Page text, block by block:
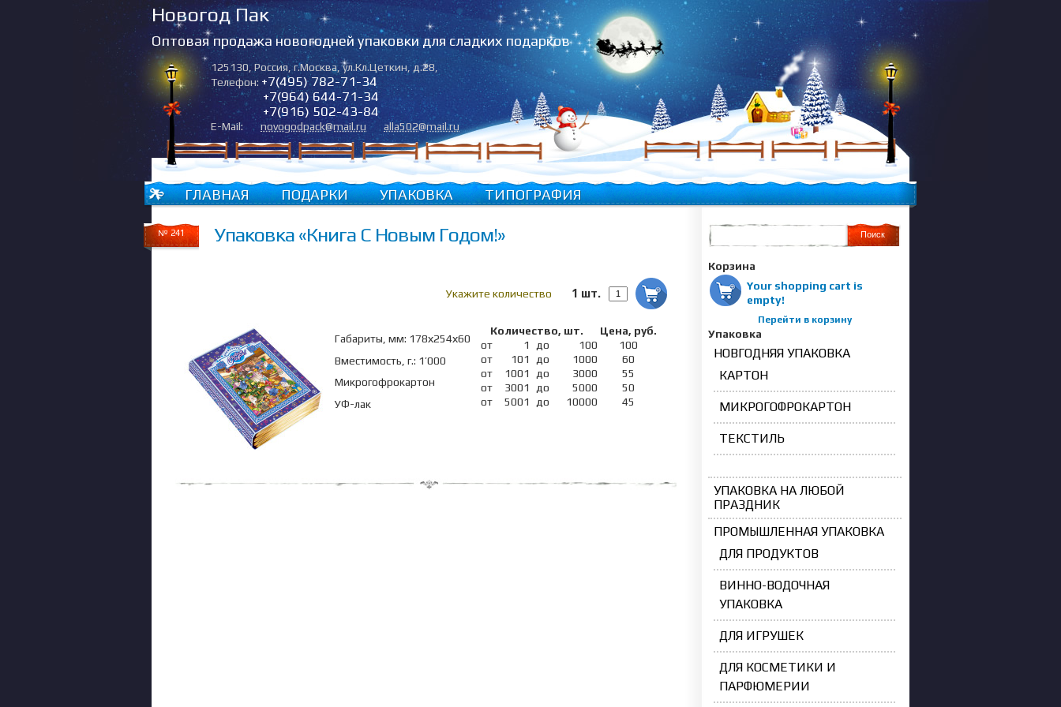
Новогод Пак
Оптовая продажа новогодней упаковки для сладких подарков
125130,Россия,г.Москва,ул.Кл.Цеткин, д.28
Телефон: +7(495) 782-71-34
+7(964) 644-71-34
+7(916) 502-43-84
E-Mail: novogodpack@mail.ru alla502@mail.ru
ГЛАВНАЯ ПОДАРКИ УПАКОВКА ТИПОГРАФИЯ
№ 241 Упаковка «Книга С Новым Годом!»
Укажите количество 1 шт.
Габариты, мм: 178х254х60
Вместимость, г.: 1’000
Микрогофрокартон
УФ-лак
Количество, шт.
Цена, руб.
от
1 до 100
100
от
101 до 1000
60
от
1001 до 3000
55
от
3001 до 5000
50
от
5001 до 10000 45
Корзина
Your shopping cart is
empty!
Перейти в корзину
Упаковка
НОВГОДНЯЯ УПАКОВКА
КАРТОН
МИКРОГОФРОКАРТОН
ТЕКСТИЛЬ
УПАКОВКА НА ЛЮБОЙ
ПРАЗДНИК
ПРОМЫШЛЕННАЯ УПАКОВКА
ДЛЯ ПРОДУКТОВ
ВИННО-ВОДОЧНАЯ
УПАКОВКА
ДЛЯ ИГРУШЕК
ДЛЯ КОСМЕТИКИ И
ПАРФЮМЕРИИ